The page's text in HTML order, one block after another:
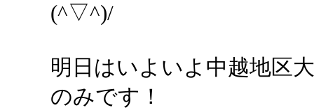
(^▽^)/
明日はいよいよ中越地区
のみです！